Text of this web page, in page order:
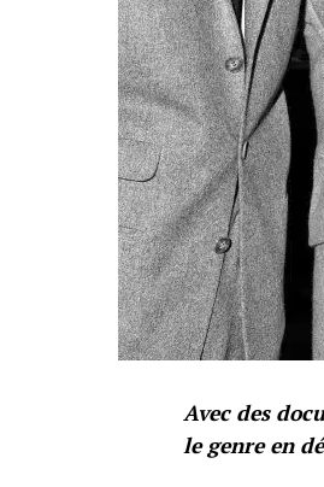
Avec des
le genre en